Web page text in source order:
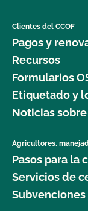
Clientes del CCOF
Pagos y
Recursos
Formularios
Etiquetado y
Noticias
Agricultores,
Pasos para la
Servicios de